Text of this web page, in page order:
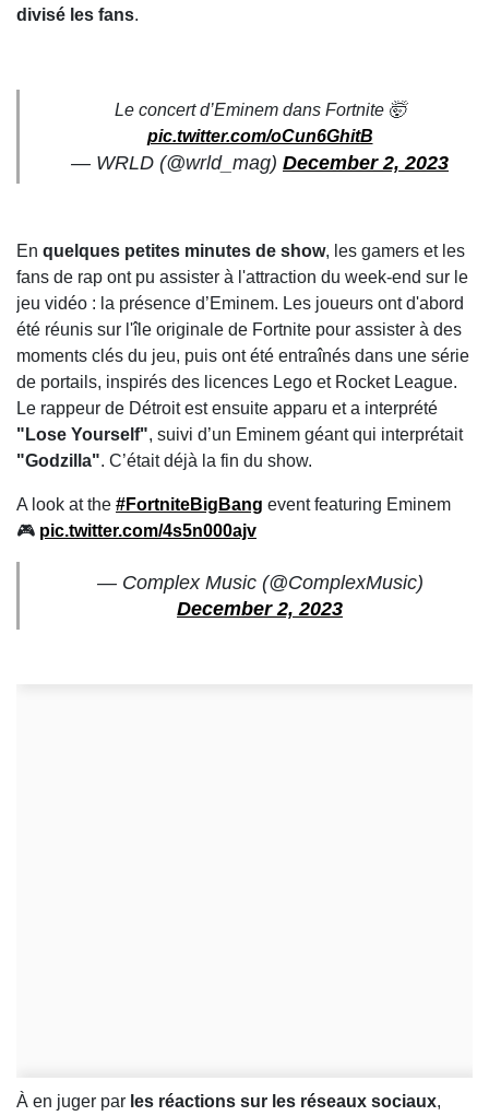
divisé les fans.
Le concert d’Eminem dans Fortnite 🤯
pic.twitter.com/oCun6GhitB
— WRLD (@wrld_mag) December 2, 2023
En quelques petites minutes de show, les gamers et les
fans de rap ont pu assister à l'attraction du week-end sur le
jeu vidéo : la présence d’Eminem. Les joueurs ont d'abord
été réunis sur l'île originale de Fortnite pour assister à des
moments clés du jeu, puis ont été entraînés dans une série
de portails, inspirés des licences Lego et Rocket League.
Le rappeur de Détroit est ensuite apparu et a interprété
"Lose Yourself", suivi d’un Eminem géant qui interprétait
"Godzilla". C’était déjà la fin du show.
A look at the #FortniteBigBang event featuring Eminem
🎮 pic.twitter.com/4s5n000ajv
— Complex Music (@ComplexMusic)
December 2, 2023
À en juger par les réactions sur les réseaux sociaux,